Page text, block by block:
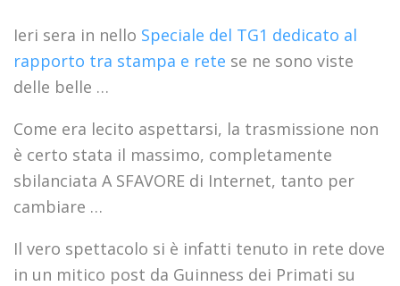
Ieri sera in nello Speciale del TG1 dedicato al
rapporto tra stampa e rete se ne sono viste
delle belle …
Come era lecito aspettarsi, la trasmissione non
è certo stata il massimo, completamente
sbilanciata A SFAVORE di Internet, tanto per
cambiare …
Il vero spettacolo si è infatti tenuto in rete dove
in un mitico post da Guinness dei Primati su